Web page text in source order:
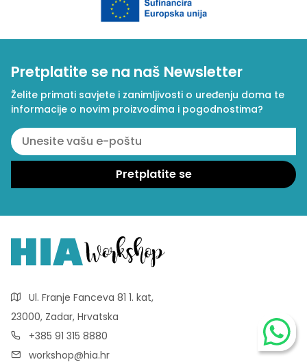
Pretplatite se na naš Newsletter
Želite primati savjete i zanimljivosti o uređenju doma te
informacije o novim proizvodima i pogodnostima?
Ul. Franje Fanceva 81 1. kat,
23000, Zadar, Hrvatska
+385 91 315 8880
workshop@hia.hr